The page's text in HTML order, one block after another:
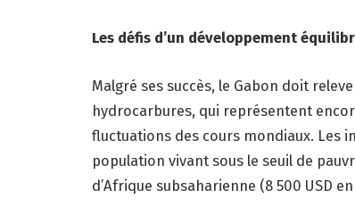
Les défis d’un développement
Malgré ses succès, le Gabon doit
hydrocarbures, qui représentent
fluctuations des cours mondiaux. Les
population vivant sous le seuil de
d’Afrique subsaharienne (8 500 USD